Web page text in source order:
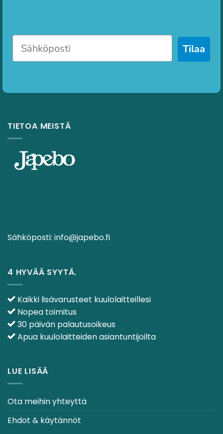
Tilaa
TIETOA MEISTÄ
Sähköposti: info@japebo.fi
4 HYVÄÄ SYYTÄ.
Kaikki lisävarusteet kuulolaitteillesi
Nopea toimitus
30 päivän palautusoikeus
Apua kuulolaitteiden asiantuntijoilta
LUE LISÄÄ
Ota meihin yhteyttä
Ehdot & käytännöt